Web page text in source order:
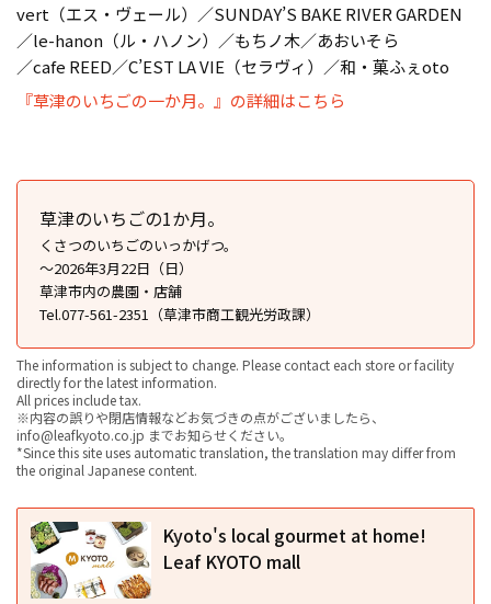
vert（エス・ヴェール）／SUNDAY’S BAKE RIVER GARDEN
／le-hanon（ル・ハノン）／もちノ木／あおいそら
／cafe REED／C’EST LA VIE（セラヴィ）／和・菓ふぇoto
『草津のいちごの一か月。』の詳細はこちら
草津のいちごの1か月。
くさつのいちごのいっかげつ。
〜2026年3月22日（日）
草津市内の農園・店舗
Tel.077-561-2351（草津市商工観光労政課）
The information is subject to change. Please contact each store or facility
directly for the latest information.
All prices include tax.
※内容の誤りや閉店情報などお気づきの点がございましたら、
info@leafkyoto.co.jp までお知らせください。
*Since this site uses automatic translation, the translation may differ from
the original Japanese content.
Kyoto's local gourmet at home!
Leaf KYOTO mall